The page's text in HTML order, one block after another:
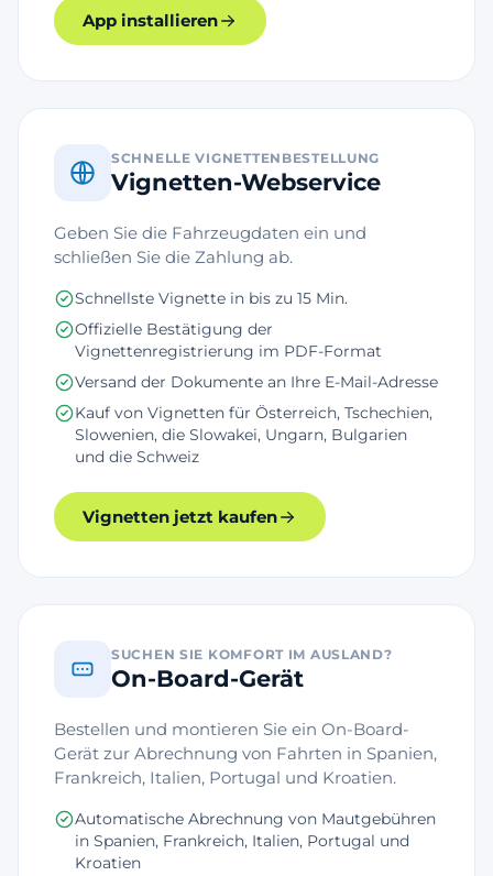
App installieren
SCHNELLE VIGNETTENBESTELLUNG
Vignetten-Webservice
Geben Sie die Fahrzeugdaten ein und
schließen Sie die Zahlung ab.
Schnellste Vignette in bis zu 15 Min.
Offizielle Bestätigung der
Vignettenregistrierung im PDF-Format
Versand der Dokumente an Ihre E-Mail-Adresse
Kauf von Vignetten für Österreich, Tschechien,
Slowenien, die Slowakei, Ungarn, Bulgarien
und die Schweiz
Vignetten jetzt kaufen
SUCHEN SIE KOMFORT IM AUSLAND?
On-Board-Gerät
Bestellen und montieren Sie ein On-Board-
Gerät zur Abrechnung von Fahrten in Spanien,
Frankreich, Italien, Portugal und Kroatien.
Automatische Abrechnung von Mautgebühren
in Spanien, Frankreich, Italien, Portugal und
Kroatien